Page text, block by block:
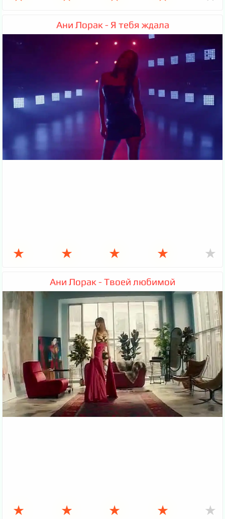
Ани Лорак - Я тебя ждала
★ ★ ★ ★ ★
Ани Лорак - Твоей любимой
★ ★ ★ ★ ★